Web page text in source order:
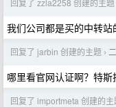
回复了 zzla2258 创建的主题
我们公司都是买的中转站
回复了 jarbin 创建的主题 ›
哪里看官网认证啊？特斯
回复了 importmeta 创建的主